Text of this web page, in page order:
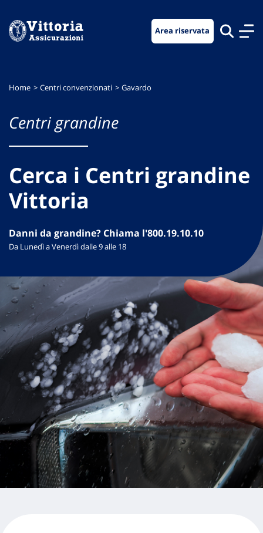
menu
contenuto
footer
Area riservata
Home Centri convenzionati Gavardo
Centri grandine
Cerca i Centri grandine
Vittoria
Danni da grandine? Chiama l'800.19.10.10
Da Lunedì a Venerdì dalle 9 alle 18